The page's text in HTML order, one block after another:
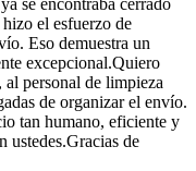
el esfuerzo de
Eso demuestra un
excepcional.Quiero
al personal de limpieza
de organizar el envío.
tan humano, eficiente y
ustedes.Gracias de